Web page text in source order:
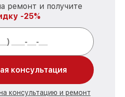
ремонт и получите
-25%
консультация
консультацию и ремонт